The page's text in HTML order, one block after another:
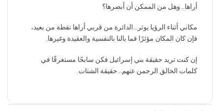
أراها.. وهل من الممكن أن أبصرها؟
مكاني أثناء الرؤيا يوثر.. الدائرة من قربي أراها نقطة من بعيد،
فإن كان المكان مؤثرًا فما بالنا بالنفسية والعقيدة وغيرها.
إن كنت تريد حقيقة بني إسرائيل فكن سابحًا مستغرقًا في
كلمات الخالق الرحمن عنهم.. حقيقة الشتات.